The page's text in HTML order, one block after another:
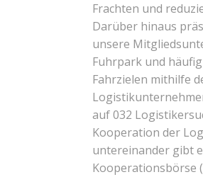
Frachten und
Darüber hinaus
unsere
Fuhrpark und
Fahrzielen mithilfe
auf 032
Kooperation der
untereinander gibt
Kooperationsbörse